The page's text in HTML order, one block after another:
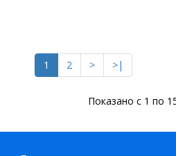
1 2 > >|
Показано с 1 по